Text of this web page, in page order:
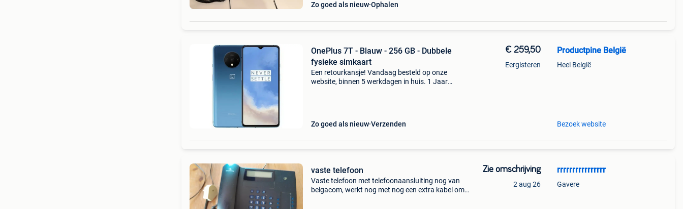
Zo goed als nieuw Ophalen
OnePlus 7T - Blauw - 256 GB - Dubbele
fysieke simkaart
Een retourkansje! Vandaag besteld op onze
website, binnen 5 werkdagen in huis. 1 Jaar
Zo goed als nieuw Verzenden
€ 259,50
Eergisteren
Productpine België
Heel België
Bezoek website
vaste telefoon
Vaste telefoon met telefoonaansluiting nog van
belgacom, werkt nog met nog een extra kabel om
Zie omschrijving
2 aug 26
rrrrrrrrrrrrrrrr
Gavere